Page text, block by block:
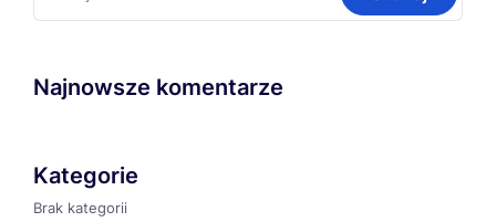
Najnowsze komentarze
Kategorie
Brak kategorii